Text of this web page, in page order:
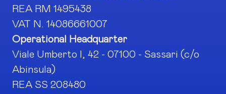
REA RM 1495438
VAT N. 14086661007
Operational Headquarter
Viale Umberto I, 42 - 07100 - Sassari (c/o
Abinsula)
REA SS 208480